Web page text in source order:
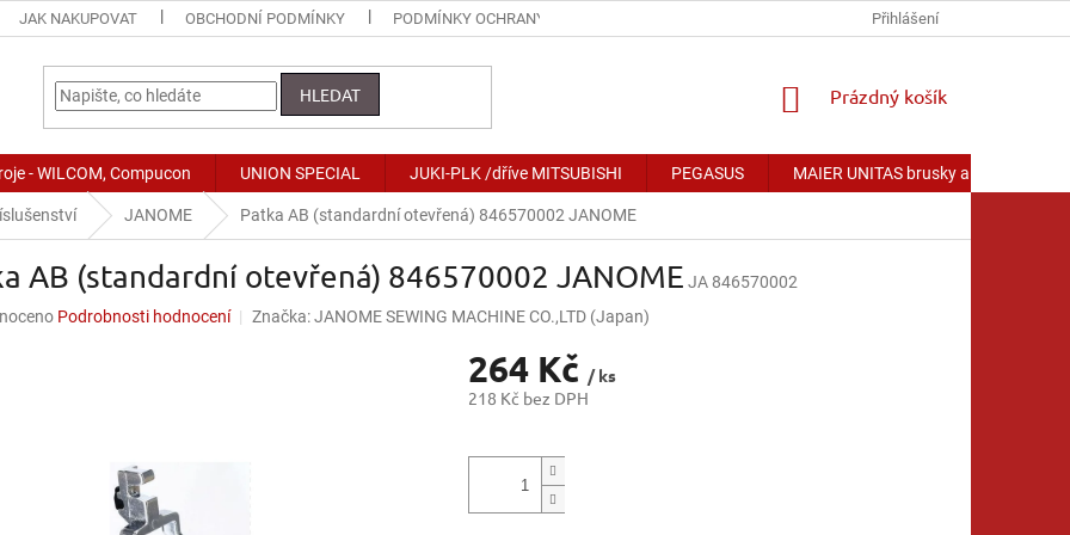
JAK NAKUPOVAT OBCHODNÍ PODMÍNKY PODMÍNKY OCHRANY OSOBNÍCH ÚDAJŮ Přihlášení
HLEDAT
NÁKUPNÍ
Prázdný košík
- WILCOM, Compucon UNION SPECIAL JUKI-PLK /dříve MITSUBISHI PEGASUS MAIER UNITAS brusky a příslušenství
JANOME Patka AB (standardní otevřená) 846570002 JANOME
AB (standardní otevřená) 846570002 JANOME JA 846570002
Podrobnosti hodnocení Značka:JANOME SEWING MACHINE CO.,LTD (Japan)
264 Kč / ks
218 Kč bez DPH
cena: